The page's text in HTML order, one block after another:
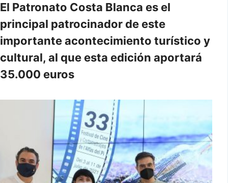
El Patronato Costa Blanca es el
principal patrocinador de este
importante acontecimiento turístico y
cultural, al que esta edición aportará
35.000 euros